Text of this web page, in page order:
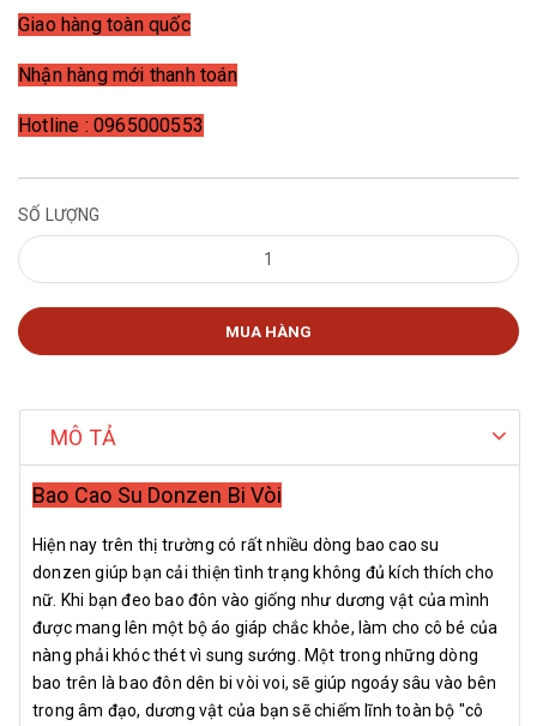
Giao hàng toàn quốc
Nhận hàng mới thanh toán
Hotline : 0965000553
SỐ LƯỢNG
MUA HÀNG
MÔ TẢ
Bao Cao Su Donzen Bi Vòi
Hiện nay trên thị trường có rất nhiều dòng bao cao su
donzen giúp bạn cải thiện tình trạng không đủ kích thích cho
nữ. Khi bạn đeo bao đôn vào giống như dương vật của mình
được mang lên một bộ áo giáp chắc khỏe, làm cho cô bé của
nàng phải khóc thét vì sung sướng. Một trong những dòng
bao trên là bao đôn dên bi vòi voi, sẽ giúp ngoáy sâu vào bên
trong âm đạo, dương vật của bạn sẽ chiếm lĩnh toàn bộ "cô